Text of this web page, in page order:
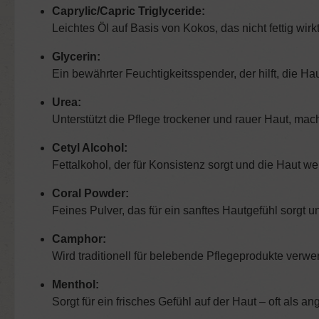
Caprylic/Capric Triglyceride:
Leichtes Öl auf Basis von Kokos, das nicht fettig
Glycerin:
Ein bewährter Feuchtigkeitsspender, der hilft, die
Urea:
Unterstützt die Pflege trockener und rauer Haut,
Cetyl Alcohol:
Fettalkohol, der für Konsistenz sorgt und die Haut
Coral Powder:
Feines Pulver, das für ein sanftes Hautgefühl sorgt
Camphor:
Wird traditionell für belebende Pflegeprodukte
Menthol:
Sorgt für ein frisches Gefühl auf der Haut – oft als